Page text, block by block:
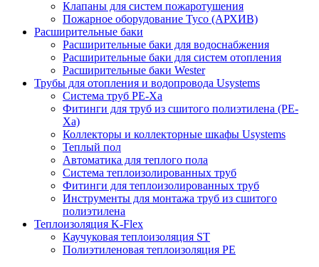
Клапаны для систем пожаротушения
Пожарное оборудование Tyco (АРХИВ)
Расширительные баки
Расширительные баки для водоснабжения
Расширительные баки для систем отопления
Расширительные баки Wester
Трубы для отопления и водопровода Usystems
Система труб PE-Xa
Фитинги для труб из сшитого полиэтилена (PE-
Xa)
Коллекторы и коллекторные шкафы Usystems
Теплый пол
Автоматика для теплого пола
Система теплоизолированных труб
Фитинги для теплоизолированных труб
Инструменты для монтажа труб из сшитого
полиэтилена
Теплоизоляция K-Flex
Каучуковая теплоизоляция ST
Полиэтиленовая теплоизоляция PE